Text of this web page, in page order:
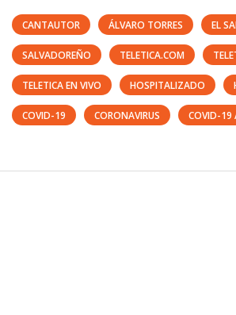
CANTAUTOR ÁLVARO TORRES EL
SALVADOREÑO TELETICA.COM
TELETICA EN VIVO HOSPITALIZADO
COVID-19 CORONAVIRUS COVID-19